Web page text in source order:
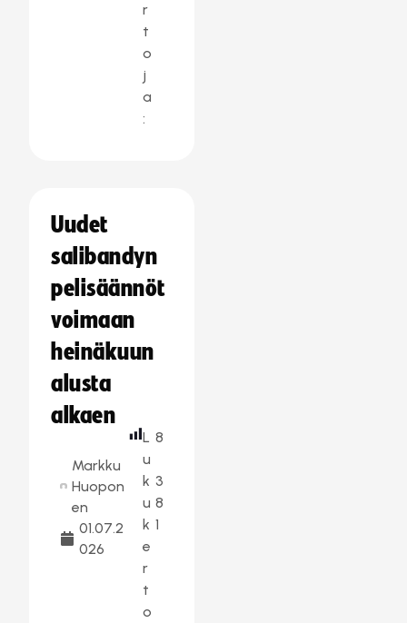
r
t
o
j
a
:
Uudet
salibandyn
pelisäännöt
voimaan
heinäkuun
alusta
alkaen
Markku
Huopon
en
01.07.2
026
L
u
k
u
k
e
r
t
o
8
3
8
1